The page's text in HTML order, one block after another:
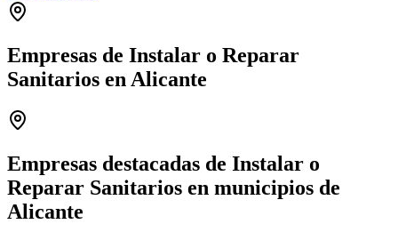
Empresas de Instalar o Reparar
Sanitarios en Alicante
−
Empresas destacadas de Instalar o
Reparar Sanitarios en municipios de
Alicante